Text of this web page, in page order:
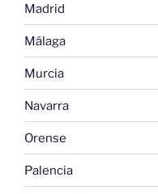
Madrid
Málaga
Murcia
Navarra
Orense
Palencia